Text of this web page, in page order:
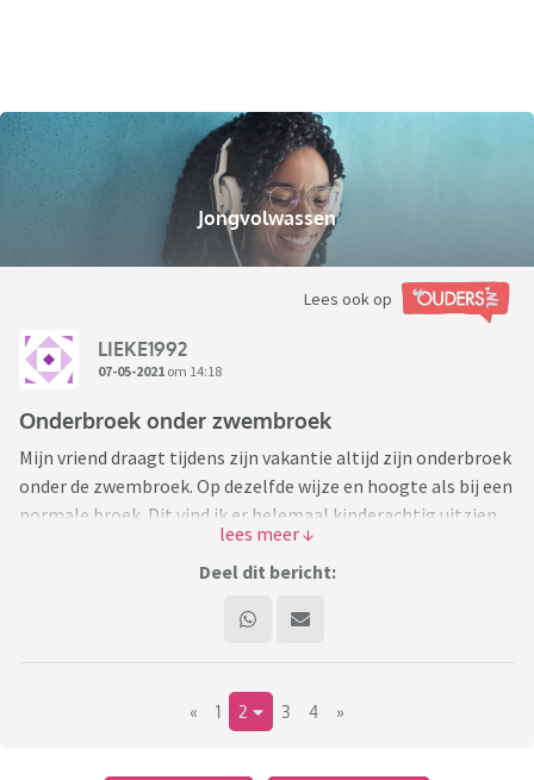
Jongvolwassen
Lees ook op
LIEKE1992
07-05-2021 om 14:18
Onderbroek onder zwembroek
Mijn vriend draagt tijdens zijn vakantie altijd zijn onderbroek
onder de zwembroek. Op dezelfde wijze en hoogte als bij een
normale broek. Dit vind ik er helemaal kinderachtig uitzien
en het is totaal niet hygienisch in het zwembad. Van
niemand is bekend hoelang diegene zijn boxer op dat
zwembad kan belanden. Daarnaast moeten er op vakantie
veel extra boxers mee terwijl dit in feite niet nodig is. Zijn er
meer mannen die dit zo doen en wat vinden jullie ervan?
Deel dit bericht:
« 1 2 3 4 »